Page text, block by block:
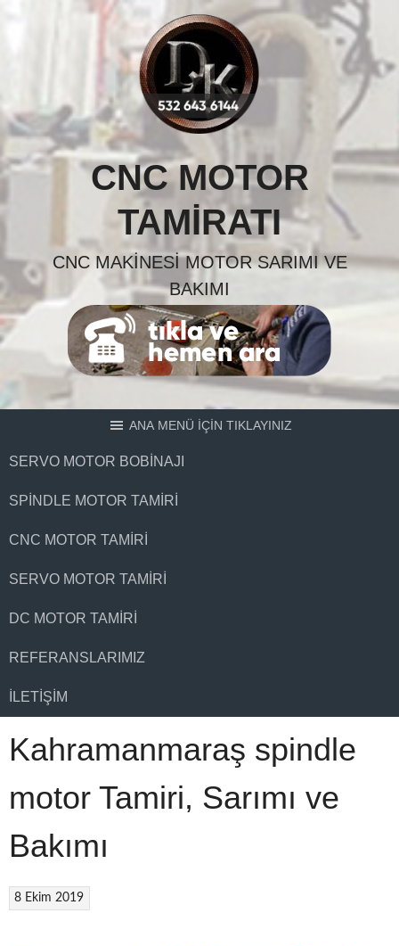
CNC MOTOR
TAMIRATI
CNC MAKINESI MOTOR SARIMI VE
BAKIMI
ANA MENÜ İÇİN TIKLAYINIZ
SERVO MOTOR BOBINAJI
SPINDLE MOTOR TAMIRI
CNC MOTOR TAMIRI
SERVO MOTOR TAMIRI
DC MOTOR TAMIRI
REFERANSLARIMIZ
İLETIŞIM
Kahramanmaraş spindle
motor Tamiri, Sarımı ve
Bakımı
8 Ekim 2019